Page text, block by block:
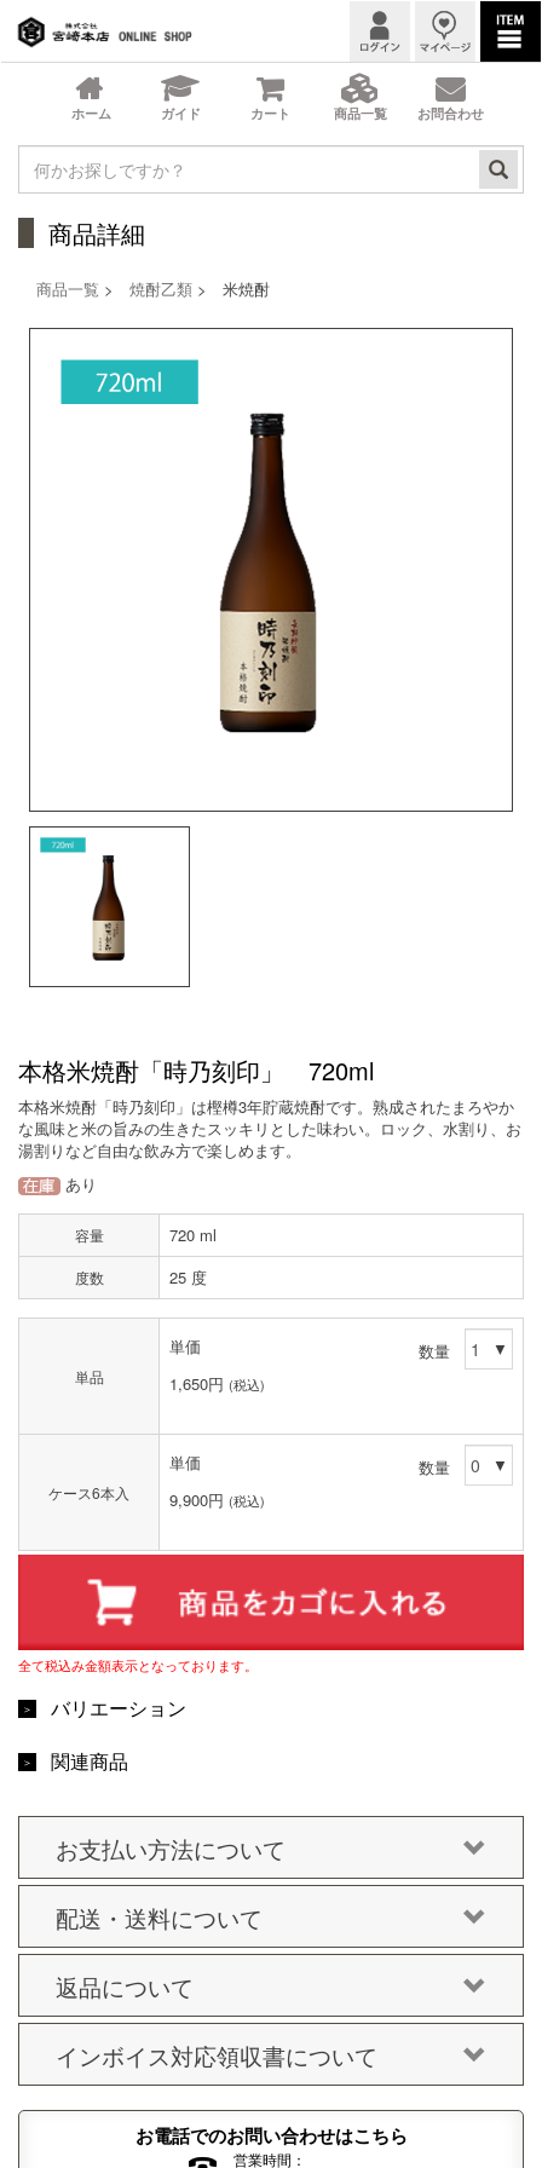
商品詳細
商品一覧 > 焼酎乙類 > 米焼酎
本格米焼酎「時乃刻印」 720ml
本格米焼酎「時乃刻印」は樫樽3年貯蔵焼酎です。熟成されたまろやか
な風味と米の旨みの生きたスッキリとした味わい。ロック、水割り、お
湯割りなど自由な飲み方で楽しめます。
あり
容量 720 ml
度数 25 度
単品
単価
1,650円 (税込)
数量
ケース6本入
単価
9,900円 (税込)
数量
全て税込み金額表示となっております。
バリエーション
関連商品
お支払い方法について
配送・送料について
返品について
インボイス対応領収書について
お電話でのお問い合わせはこちら
営業時間：